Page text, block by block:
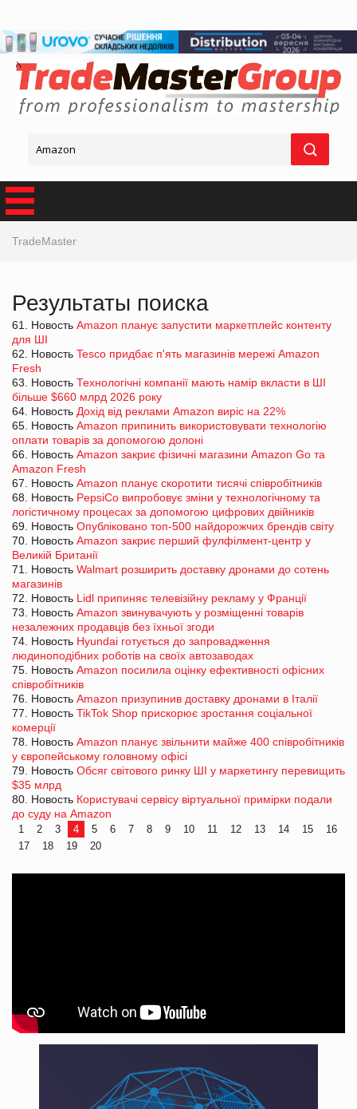
TradeMaster
Результаты поиска
61. Новость Amazon планує запустити маркетплейс контенту
для ШІ
62. Новость Tesco придбає п'ять магазинів мережі Amazon
Fresh
63. Новость Технологічні компанії мають намір вкласти в ШІ
більше $660 млрд 2026 року
64. Новость Дохід від реклами Amazon виріс на 22%
65. Новость Amazon припинить використовувати технологію
оплати товарів за допомогою долоні
66. Новость Amazon закриє фізичні магазини Amazon Go та
Amazon Fresh
67. Новость Amazon планує скоротити тисячі співробітників
68. Новость PepsiCo випробовує зміни у технологічному та
логістичному процесах за допомогою цифрових двійників
69. Новость Опубліковано топ-500 найдорожчих брендів світу
70. Новость Amazon закриє перший фулфілмент-центр у
Великій Британії
71. Новость Walmart розширить доставку дронами до сотень
магазинів
72. Новость Lidl припиняє телевізійну рекламу у Франції
73. Новость Amazon звинувачують у розміщенні товарів
незалежних продавців без їхньої згоди
74. Новость Hyundai готується до запровадження
людиноподібних роботів на своїх автозаводах
75. Новость Amazon посилила оцінку ефективності офісних
співробітників
76. Новость Amazon призупинив доставку дронами в Італії
77. Новость TikTok Shop прискорює зростання соціальної
комерції
78. Новость Amazon планує звільнити майже 400 співробітників
у європейському головному офісі
79. Новость Обсяг світового ринку ШІ у маркетингу перевищить
$35 млрд
80. Новость Користувачі сервісу віртуальної примірки подали
до суду на Amazon
1 2 3 4 5 6 7 8 9 10 11 12 13 14 15
16
17
18 19 20